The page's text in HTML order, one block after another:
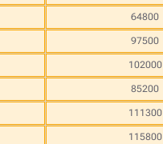
64800
97500
102000
85200
111300
115800